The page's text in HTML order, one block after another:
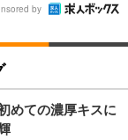
by
めての濃厚キスに